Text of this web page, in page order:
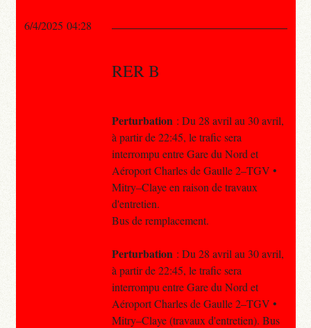
RER B
Perturbation : Du 28 avril au 30 avril,
à partir de 22:45, le trafic sera
interrompu entre Gare du Nord et
Aéroport Charles de Gaulle 2–TGV •
Mitry–Claye en raison de travaux
d'entretien.
Bus de remplacement.
Perturbation : Du 28 avril au 30 avril,
à partir de 22:45, le trafic sera
interrompu entre Gare du Nord et
Aéroport Charles de Gaulle 2–TGV •
Mitry–Claye (travaux d'entretien). Bus
6/4/2025 04:28